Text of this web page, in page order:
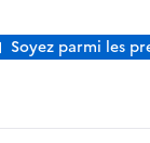
Soyez parmi les